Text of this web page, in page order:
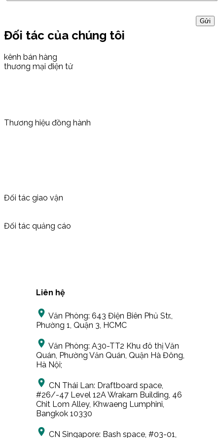
Đối tác của chúng tôi
kênh bán hàng
thương mại điện tử
Thương hiệu đồng hành
Đối tác giao vận
Đối tác quảng cáo
Liên hệ
Văn Phòng: 643 Điện Biên Phủ Str.,
Phường 1, Quận 3, HCMC
Văn Phòng: A30-TT2 Khu đô thị Văn
Quán, Phường Văn Quán, Quận Hà Đông,
Hà Nội;
CN Thái Lan: Draftboard space,
#26/-47 Level 12A Wrakarn Building, 46
Chit Lom Alley, Khwaeng Lumphini,
Bangkok 10330
CN Singapore: Bash space, #03-01,